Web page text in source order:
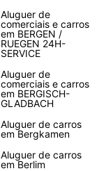
Aluguer de
comerciais e carros
em BERGEN /
RUEGEN 24H-
SERVICE
Aluguer de
comerciais e carros
em BERGISCH-
GLADBACH
Aluguer de carros
em Bergkamen
Aluguer de carros
em Berlim